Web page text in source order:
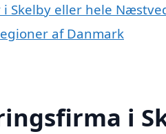
Skelby eller hele
af Danmark
i